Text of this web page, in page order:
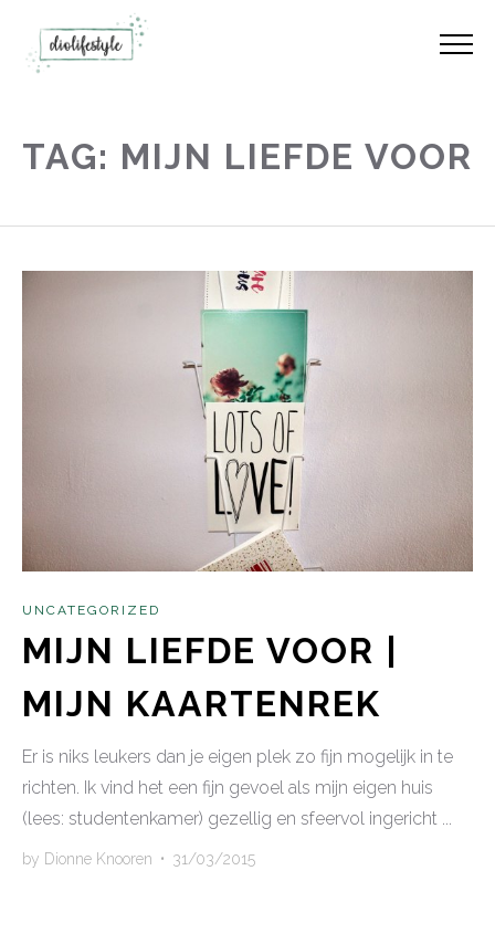
TAG: MIJN LIEFDE VOOR
UNCATEGORIZED
MIJN LIEFDE VOOR |
MIJN KAARTENREK
Er is niks leukers dan je eigen plek zo fijn mogelijk in te
richten. Ik vind het een fijn gevoel als mijn eigen huis
(lees: studentenkamer) gezellig en sfeervol ingericht ...
by Dionne Knooren • 31/03/2015